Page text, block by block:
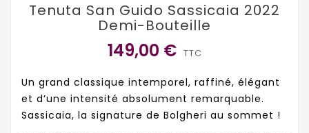
Tenuta San Guido Sassicaia 2022
Demi-Bouteille
149,00 € TTC
Un grand classique intemporel, raffiné, élégant
et d’une intensité absolument remarquable.
Sassicaia, la signature de Bolgheri au sommet !